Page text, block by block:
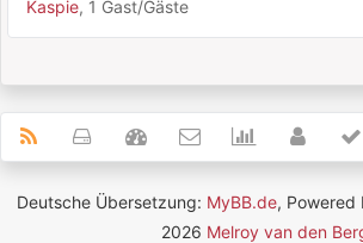
Kaspie, 1 Gast/Gäste
Deutsche Übersetzung: MyBB.de, Powered
2026 Melroy van den